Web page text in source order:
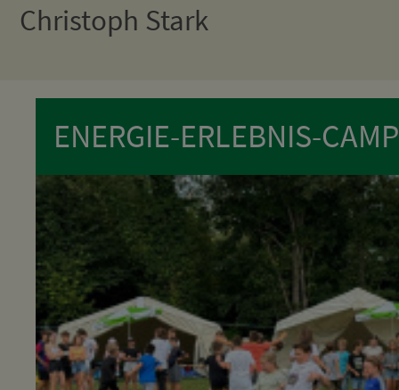
Christoph Stark
ENERGIE-ERLEBNIS-CAMP